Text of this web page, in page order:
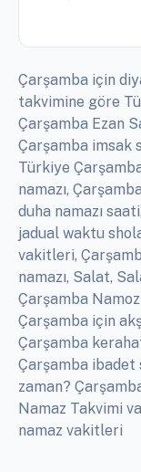
Çarşamba için
takvimine göre
Çarşamba Ezan
Çarşamba imsak
Türkiye
namazı,
duha namazı
jadual waktu
vakitleri,
namazı, Salat,
Çarşamba
Çarşamba için
Çarşamba
Çarşamba ibadet
zaman?
Namaz Takvimi
namaz vakitleri